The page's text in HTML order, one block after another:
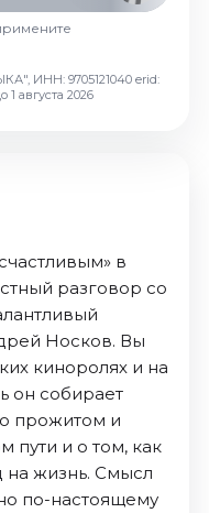
ИНН: 9705121040 erid:
1 августа 2026
в
разговор со
Носков. Вы
киноролях и на
он собирает
прожитом и
пути и о том, как
на жизнь. Смысл
по-настоящему